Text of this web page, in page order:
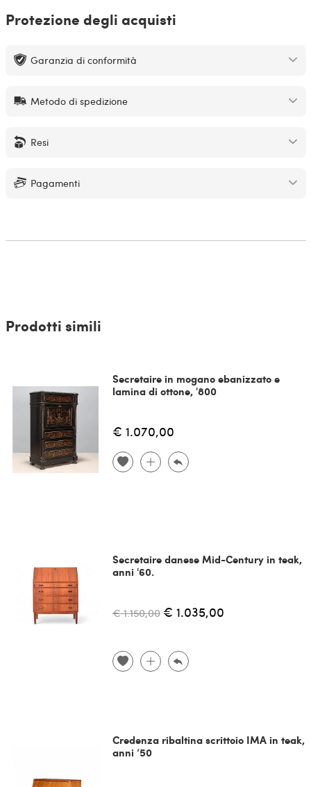
Protezione degli acquisti
Garanzia di conformità
Metodo di spedizione
Resi
Pagamenti
Prodotti simili
Secretaire in mogano ebanizzato e
lamina di ottone, '800
€ 1.070,00
Secretaire danese Mid-Century in teak,
anni '60.
€ 1.150,00 € 1.035,00
Credenza ribaltina scrittoio IMA in teak,
anni ‘50